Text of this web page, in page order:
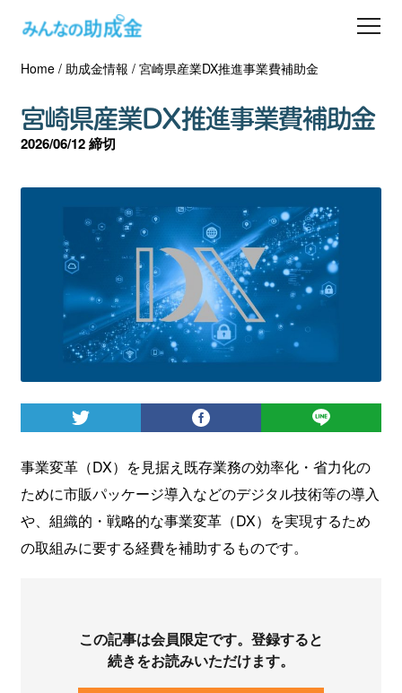
助成金を探す
士業の方へ
助成金コラム
専門家一覧
ダウンロード
会員登録
ログイン
Home/ 助成金情報 / 宮崎県産業DX推進事業費補助金
宮崎県産業DX推進事業費補助金
2026/06/12 締切
事業変革（DX）を見据え既存業務の効率化・省力化の
ために市販パッケージ導入などのデジタル技術等の導入
や、組織的・戦略的な事業変革（DX）を実現するため
の取組みに要する経費を補助するものです。
この記事は会員限定です。登録すると
続きをお読みいただけます。